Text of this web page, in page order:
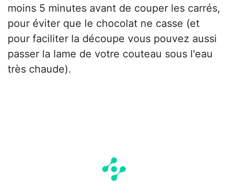
moins 5 minutes avant de couper les carrés,
pour éviter que le chocolat ne casse (et
pour faciliter la découpe vous pouvez aussi
passer la lame de votre couteau sous l'eau
très chaude).